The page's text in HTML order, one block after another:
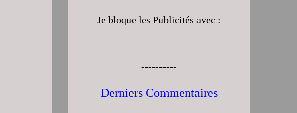
Je bloque les Publicités avec :
----------
Derniers Commentaires